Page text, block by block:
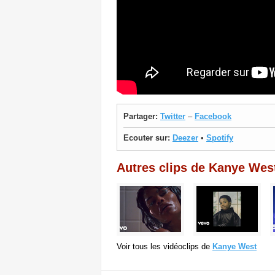
Partager: Twitter – Facebook
Ecouter sur: Deezer • Spotify
Autres clips de Kanye
Voir tous les vidéoclips de Kanye West